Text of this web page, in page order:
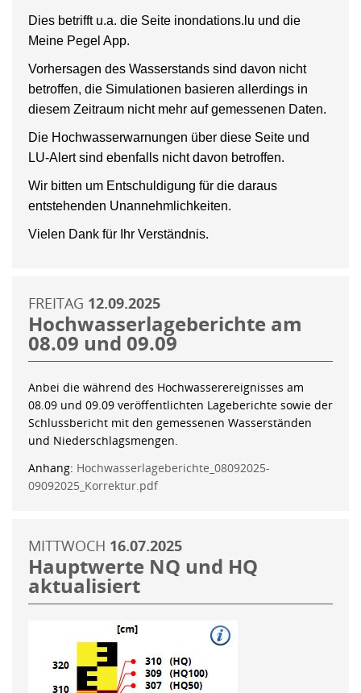
Dies betrifft u.a. die Seite inondations.lu und die
Meine Pegel App.
Vorhersagen des Wasserstands sind davon nicht
betroffen, die Simulationen basieren allerdings in
diesem Zeitraum nicht mehr auf gemessenen Daten.
Die Hochwasserwarnungen über diese Seite und
LU-Alert sind ebenfalls nicht davon betroffen.
Wir bitten um Entschuldigung für die daraus
entstehenden Unannehmlichkeiten.
Vielen Dank für Ihr Verständnis.
FREITAG 12.09.2025
Hochwasserlageberichte am
08.09 und 09.09
Anbei die während des Hochwasserereignisses am
08.09 und 09.09 veröffentlichten Lageberichte sowie der
Schlussbericht mit den gemessenen Wasserständen
und Niederschlagsmengen.
Anhang: Hochwasserlageberichte_08092025-
09092025_Korrektur.pdf
MITTWOCH 16.07.2025
Hauptwerte NQ und HQ
aktualisiert